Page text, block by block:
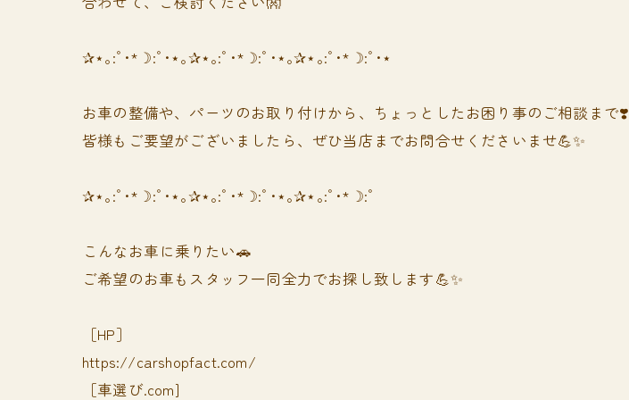
✰⋆｡:ﾟ･*☽:ﾟ･⋆｡✰⋆｡:ﾟ･*☽:ﾟ･⋆｡✰⋆｡:ﾟ･*☽:ﾟ･⋆
お車の整備や、パーツのお取り付けから、ちょっとしたお困り事のご相談まで❣️
皆様もご要望がございましたら、ぜひ当店までお問合せくださいませ💪✨
✰⋆｡:ﾟ･*☽:ﾟ･⋆｡✰⋆｡:ﾟ･*☽:ﾟ･⋆｡✰⋆｡:ﾟ･*☽:ﾟ
⁡⁡⁡こんなお車に乗りたい🚗
ご希望のお車もスタッフ一同全力でお探し致します💪✨
［HP］
https://carshopfact.com/
［車選び.com]